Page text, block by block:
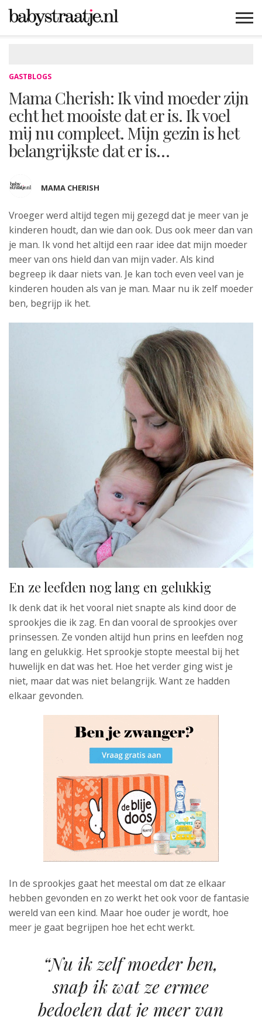
GASTBLOGS
Mama Cherish: Ik vind moeder zijn
echt het mooiste dat er is. Ik voel
mij nu compleet. Mijn gezin is het
belangrijkste dat er is…
MAMA CHERISH
Vroeger werd altijd tegen mij gezegd dat je meer van je
kinderen houdt, dan wie dan ook. Dus ook meer dan van
je man. Ik vond het altijd een raar idee dat mijn moeder
meer van ons hield dan van mijn vader. Als kind
begreep ik daar niets van. Je kan toch even veel van je
kinderen houden als van je man. Maar nu ik zelf moeder
ben, begrijp ik het.
En ze leefden nog lang en gelukkig
Ik denk dat ik het vooral niet snapte als kind door de
sprookjes die ik zag. En dan vooral de sprookjes over
prinsessen. Ze vonden altijd hun prins en leefden nog
lang en gelukkig. Het sprookje stopte meestal bij het
huwelijk en dat was het. Hoe het verder ging wist je
niet, maar dat was niet belangrijk. Want ze hadden
elkaar gevonden.
In de sprookjes gaat het meestal om dat ze elkaar
hebben gevonden en zo werkt het ook voor de fantasie
wereld van een kind. Maar hoe ouder je wordt, hoe
meer je gaat begrijpen hoe het echt werkt.
“Nu ik zelf moeder ben,
snap ik wat ze ermee
bedoelen dat je meer van